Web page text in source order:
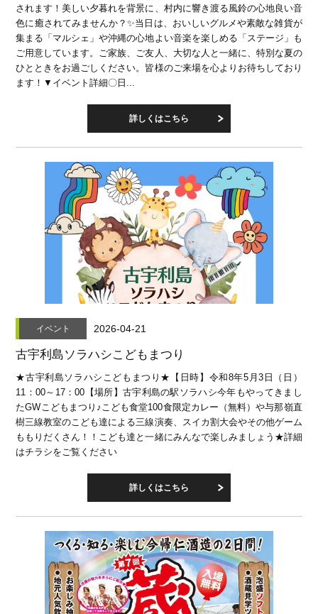
されます！美しい夕暮れを背景に、村内に響き渡る風鈴の心地良い音
色に癒されてみませんか？✨当日は、おいしいグルメや素敵な雑貨が
集まる「マルシェ」や沖縄の心地よい音楽を楽しめる「ステージ」も
ご用意しています。ご家族、ご友人、大切な人と一緒に、特別な夏の
ひとときをお過ごしください。皆様のご来場を心よりお待ちしており
ます！▼イベント詳細〇日...
詳しくはこちら
イベント 2026-04-21
古宇利島ソラハシこどもまつり
★古宇利島ソラハシこどもまつり★【日時】令和8年5月3日（日）
11：00～17：00【場所】古宇利島の駅ソラハシ今年もやってきまし
たGWこどもまつり♪こども食堂100食限定カレー（無料）や与那嶺直
樹三線教室のこども達による三線演奏、スイカ割大会やその他ゲーム
ももりだくさん！！こども達と一緒にみんなで楽しみましょう★詳細
はチラシをご覧ください
詳しくはこちら